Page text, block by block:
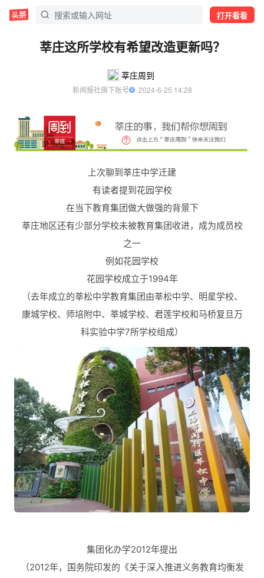
打开看看
莘庄这所学校有希望改造更新吗？
莘庄周到
新闻报社旗下账号
  2024-6-25 14:28
上次聊到莘庄中学迁建
有读者提到花园学校
在当下教育集团做大做强的背景下
莘庄地区还有少部分学校未被教育集团收进，成为成员校
之一
例如花园学校
花园学校成立于1994年
（去年成立的莘松中学教育集团由莘松中学、明星学校、
康城学校、师培附中、莘城学校、君莲学校和马桥复旦万
科实验中学7所学校组成）
集团化办学2012年提出
（2012年，国务院印发的《关于深入推进义务教育均衡发